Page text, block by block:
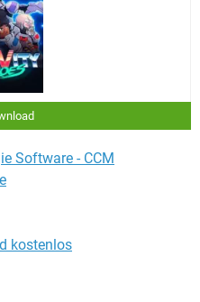
Software - CCM
kostenlos